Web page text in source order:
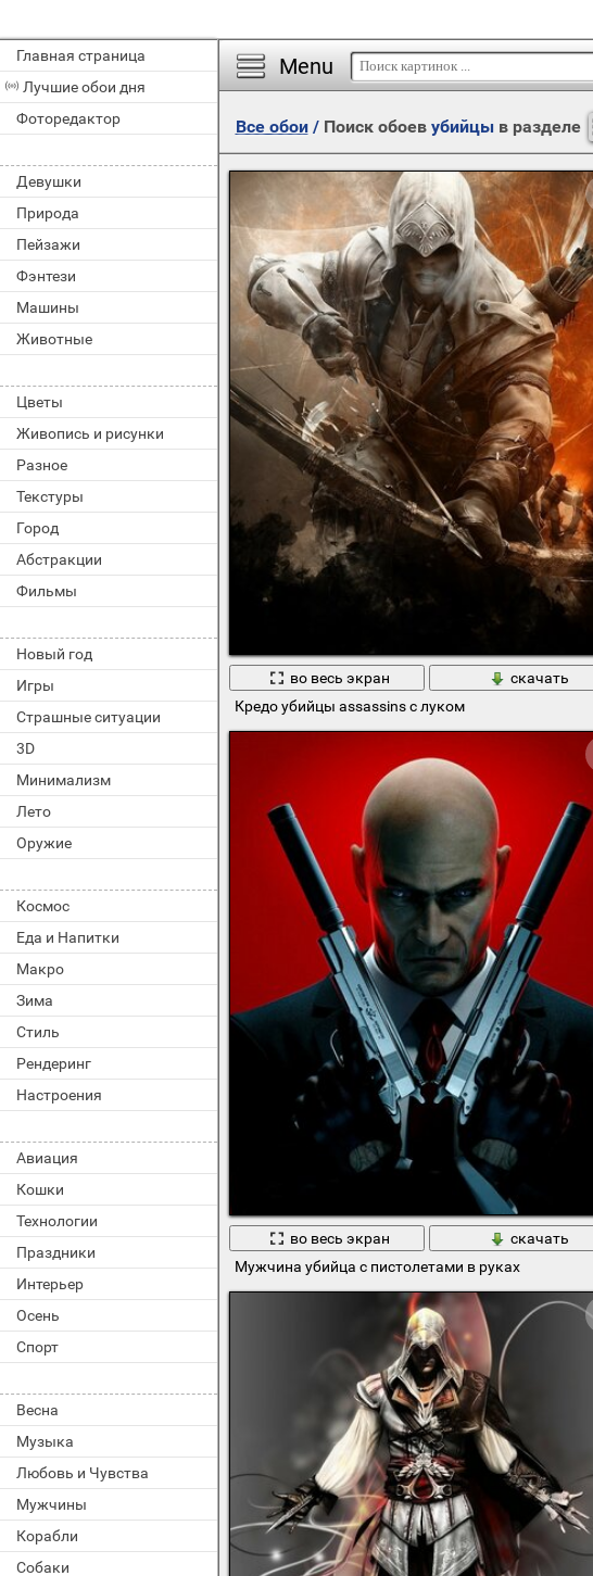
Главная страница
Лучшие обои дня
Фоторедактор
Девушки
Природа
Пейзажи
Фэнтези
Машины
Животные
Цветы
Живопись и рисунки
Разное
Текстуры
Город
Абстракции
Фильмы
Новый год
Игры
Страшные ситуации
3D
Минимализм
Лето
Оружие
Космос
Еда и Напитки
Макро
Зима
Стиль
Рендеринг
Настроения
Авиация
Кошки
Технологии
Праздники
Интерьер
Осень
Спорт
Весна
Музыка
Любовь и Чувства
Мужчины
Корабли
Собаки
Menu
Все обои/ Поиск обоев убийцыв разделе
во весь экран
скачать
Кредо убийцы assassins с луком
во весь экран
скачать
Мужчина убийца с пистолетами в руках